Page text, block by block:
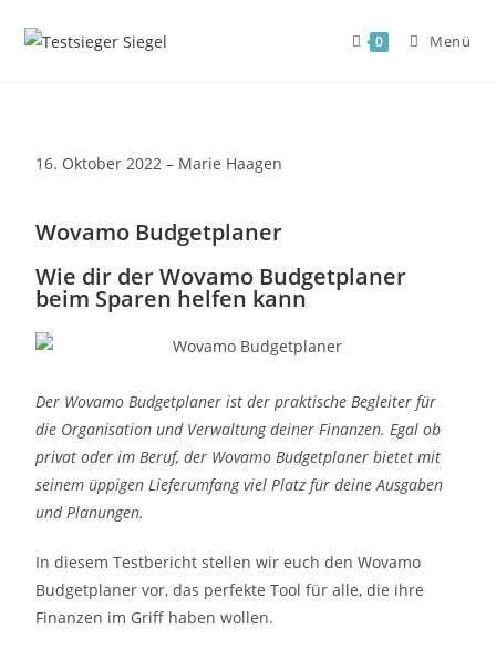
0 Menü
16. Oktober 2022 – Marie Haagen
Wovamo Budgetplaner
Wie dir der Wovamo Budgetplaner
beim Sparen helfen kann
Der Wovamo Budgetplaner ist der praktische Begleiter für
die Organisation und Verwaltung deiner Finanzen. Egal ob
privat oder im Beruf, der Wovamo Budgetplaner bietet mit
seinem üppigen Lieferumfang viel Platz für deine Ausgaben
und Planungen.
In diesem Testbericht stellen wir euch den Wovamo
Budgetplaner vor, das perfekte Tool für alle, die ihre
Finanzen im Griff haben wollen.